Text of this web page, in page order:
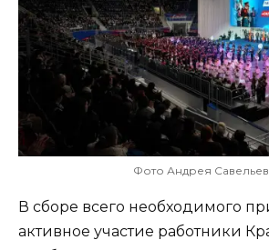
Фото Андрея
В сборе всего необходимого
активное участие работники